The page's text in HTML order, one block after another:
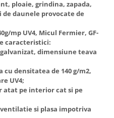
)
ploaie, grindina, zapada,
daunele provocate de
mp UV4, Micul Fermier, GF-
caracteristici:
dimensiune teava
densitatea de 140 g/m2,
UV4;
atat pe interior cat si pe
si plasa impotriva